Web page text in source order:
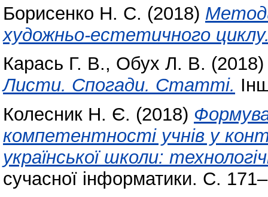
Борисенко Н. С. (2018)
художньо-естетичного
Карась Г. В., Обух Л. В.
Листи. Спогади. Статті.
Колесник Н. Є. (2018)
компетентності учнів у
української школи:
сучасної інформатики. С.